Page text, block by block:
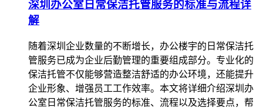
深圳办公室日常保洁托管服务的标准与流程详
解
随着深圳企业数量的不断增长，办公楼宇的日常保洁托
管服务已成为企业后勤管理的重要组成部分。专业化的
保洁托管不仅能够营造整洁舒适的办公环境，还能提升
企业形象、增强员工工作效率。本文将详细介绍深圳办
公室日常保洁托管服务的标准、流程以及选择要点，帮